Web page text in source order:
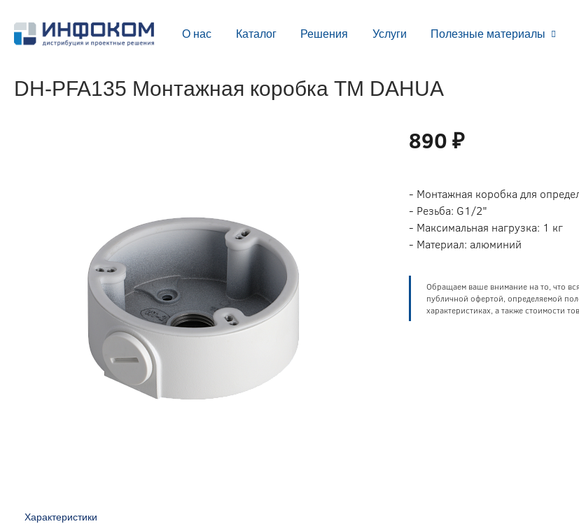
О нас Каталог Решения Услуги Полезные материалы
DH-PFA135 Монтажная коробка ТМ DAHUA
890 ₽
- Монтажная коробка для
- Резьба: G1/2"
- Максимальная нагрузка: 1 кг
- Материал: алюминий
Обращаем ваше внимание на то, что
публичной офертой, определяемой
характеристиках, а также стоимости
Характеристики